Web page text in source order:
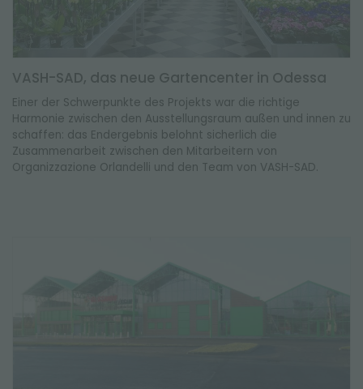
VASH-SAD, das neue Gartencenter in Odessa
Einer der Schwerpunkte des Projekts war die richtige
Harmonie zwischen den Ausstellungsraum außen und innen zu
schaffen: das Endergebnis belohnt sicherlich die
Zusammenarbeit zwischen den Mitarbeitern von
Organizzazione Orlandelli und den Team von VASH-SAD.